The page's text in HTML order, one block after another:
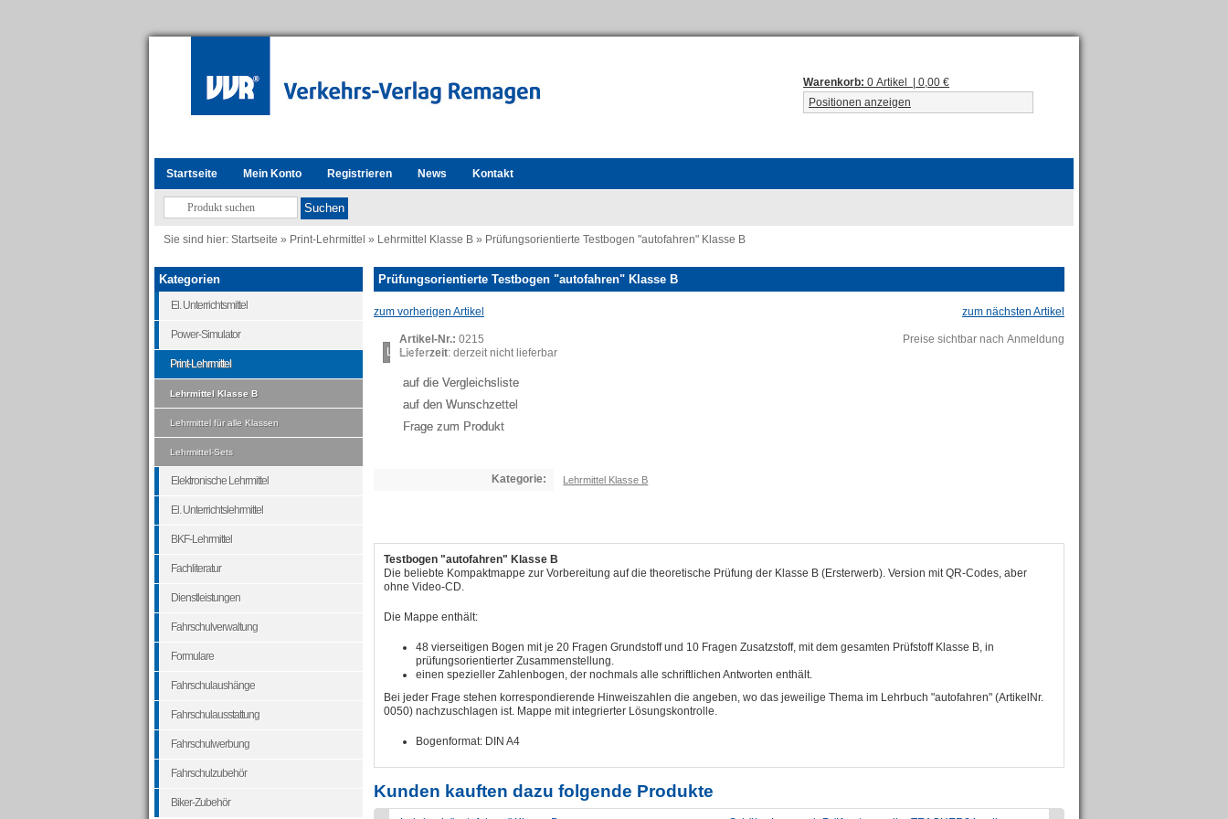
Warenkorb: 0 Artikel | 0,00 €
Positionen anzeigen
Startseite Mein Konto Registrieren News Kontakt
Sie sind hier: Startseite » Print-Lehrmittel » Lehrmittel Klasse B » Prüfungsorientierte Testbogen "autofahren" Klasse B
Prüfungsorientierte Testbogen "autofahren" Klasse B
zum vorherigen Artikel zum nächsten Artikel
Loading...
Artikel-Nr.: 0215
Lieferzeit: derzeit nicht lieferbar
auf die Vergleichsliste
auf den Wunschzettel
Frage zum Produkt
Preise sichtbar nach Anmeldung
Kategorie: Lehrmittel Klasse B
Testbogen "autofahren" Klasse B
Die beliebte Kompaktmappe zur Vorbereitung auf die theoretische Prüfung der Klasse B (Ersterwerb). Version mit QR-Codes, aber
ohne Video-CD.
Die Mappe enthält:
48 vierseitigen Bogen mit je 20 Fragen Grundstoff und 10 Fragen Zusatzstoff, mit dem gesamten Prüfstoff Klasse B, in
prüfungsorientierter Zusammenstellung.
einen spezieller Zahlenbogen, der nochmals alle schriftlichen Antworten enthält.
Bei jeder Frage stehen korrespondierende Hinweiszahlen die angeben, wo das jeweilige Thema im Lehrbuch "autofahren" (Artikel­Nr.
0050) nachzuschlagen ist. Mappe mit integrierter Lösungskontrolle.
Bogenformat: DIN A4
Kunden kauften dazu folgende Produkte
Kategorien
El. Unterrichtsmittel
Power-Simulator
Print-Lehrmittel
Lehrmittel Klasse B
Lehrmittel für alle Klassen
Lehrmittel-Sets
Elektronische Lehrmittel
El. Unterrichtslehrmittel
BKF-Lehrmittel
Fachliteratur
Dienstleistungen
Fahrschulverwaltung
Formulare
Fahrschulaushänge
Fahrschulausstattung
Fahrschulwerbung
Fahrschulzubehör
Biker-Zubehör